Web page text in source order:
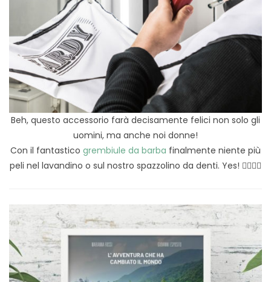
Beh, questo accessorio farà decisamente felici non solo gli
uomini, ma anche noi donne!
Con il fantastico grembiule da barba finalmente niente più
peli nel lavandino o sul nostro spazzolino da denti. Yes! ✌🏻🧔🏻